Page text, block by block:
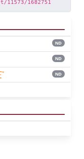
1682751
ND
ND
ND